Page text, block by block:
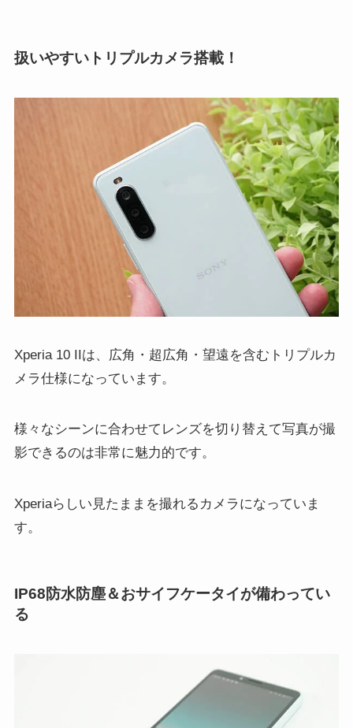
扱いやすいトリプルカメラ搭載！
Xperia 10 IIは、広角・超広角・望遠を含むトリプルカ
メラ仕様になっています。
様々なシーンに合わせてレンズを切り替えて写真が撮
影できるのは非常に魅力的です。
Xperiaらしい見たままを撮れるカメラになっていま
す。
IP68防水防塵＆おサイフケータイが備わってい
る